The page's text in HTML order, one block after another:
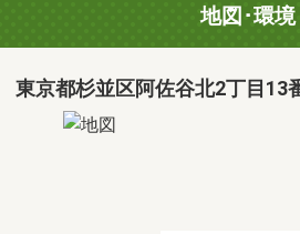
地図･環境
東京都杉並区阿佐谷北2丁目13